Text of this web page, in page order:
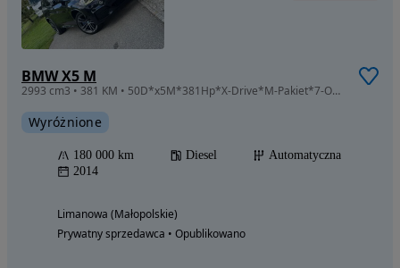
BMW X5 M
2993 cm3 • 381 KM • 50D*x5M*381Hp*X-Drive*M-Pakiet*7-Osobowa*Bezwypadkowa*Prywatny Wł*
Wyróżnione
180 000 km Diesel
Automatyczna
2014
Limanowa (Małopolskie)
Prywatny sprzedawca • Opublikowano